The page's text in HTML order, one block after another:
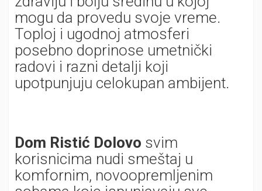
mogu da provedu svoje vreme.
Toploj i ugodnoj atmosferi
posebno doprinose umetnički
radovi i razni detalji koji
upotpunjuju celokupan ambijent.
Dom Ristić Dolovo svim
korisnicima nudi smeštaj u
komfornim, novoopremljenim